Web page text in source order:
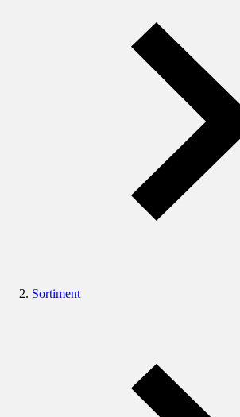
Sortiment